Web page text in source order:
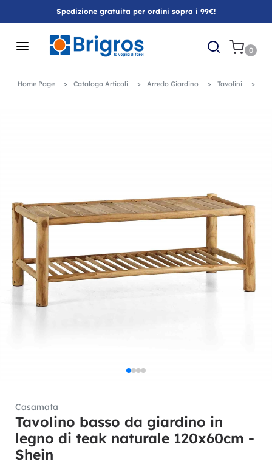
Spedizione gratuita per ordini sopra i 99€!
0
Home Page Catalogo Articoli Arredo Giardino Tavolini
Casamata
Tavolino basso da giardino in
legno di teak naturale 120x60cm -
Shein